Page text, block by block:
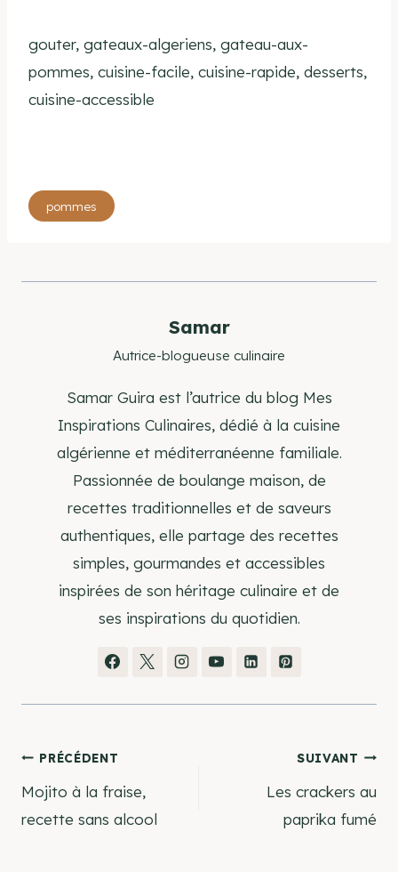
gouter, gateaux-algeriens, gateau-aux-
pommes, cuisine-facile, cuisine-rapide, desserts,
cuisine-accessible
Étiquettes
de
publication :
pommes
Samar
Autrice-blogueuse culinaire
Samar Guira est l’autrice du blog Mes
Inspirations Culinaires, dédié à la cuisine
algérienne et méditerranéenne familiale.
Passionnée de boulange maison, de
recettes traditionnelles et de saveurs
authentiques, elle partage des recettes
simples, gourmandes et accessibles
inspirées de son héritage culinaire et de
ses inspirations du quotidien.
Navigation
de
PRÉCÉDENT
Mojito à la fraise,
recette sans alcool
SUIVANT
Les crackers au
paprika fumé